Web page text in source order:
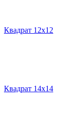
Квадрат 12х12
Квадрат 14х14